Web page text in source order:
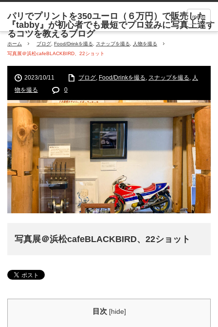
menu
ホーム ブログ Food/Drinkを撮る スナップを撮る
人物を撮る
写真展＠浜松cafeBLACKBIRD、22ショット
2023/10/11 ブログ, Food/Drinkを撮る, スナップを撮る, 人
物を撮る
0
写真展＠浜松cafeBLACKBIRD、22ショット
目次 [hide]